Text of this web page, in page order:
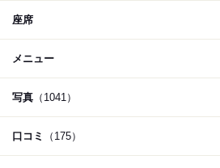
座席
メニュー
写真 （1041）
口コミ （175）